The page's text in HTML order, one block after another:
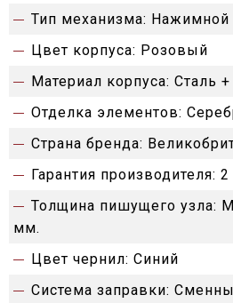
Тип механизма: Нажимной
Цвет корпуса: Розовый
Материал корпуса: Сталь
Отделка элементов:
Страна бренда:
Гарантия производителя: 2
Толщина пишущего узла:
мм.
Цвет чернил: Синий
Система заправки: